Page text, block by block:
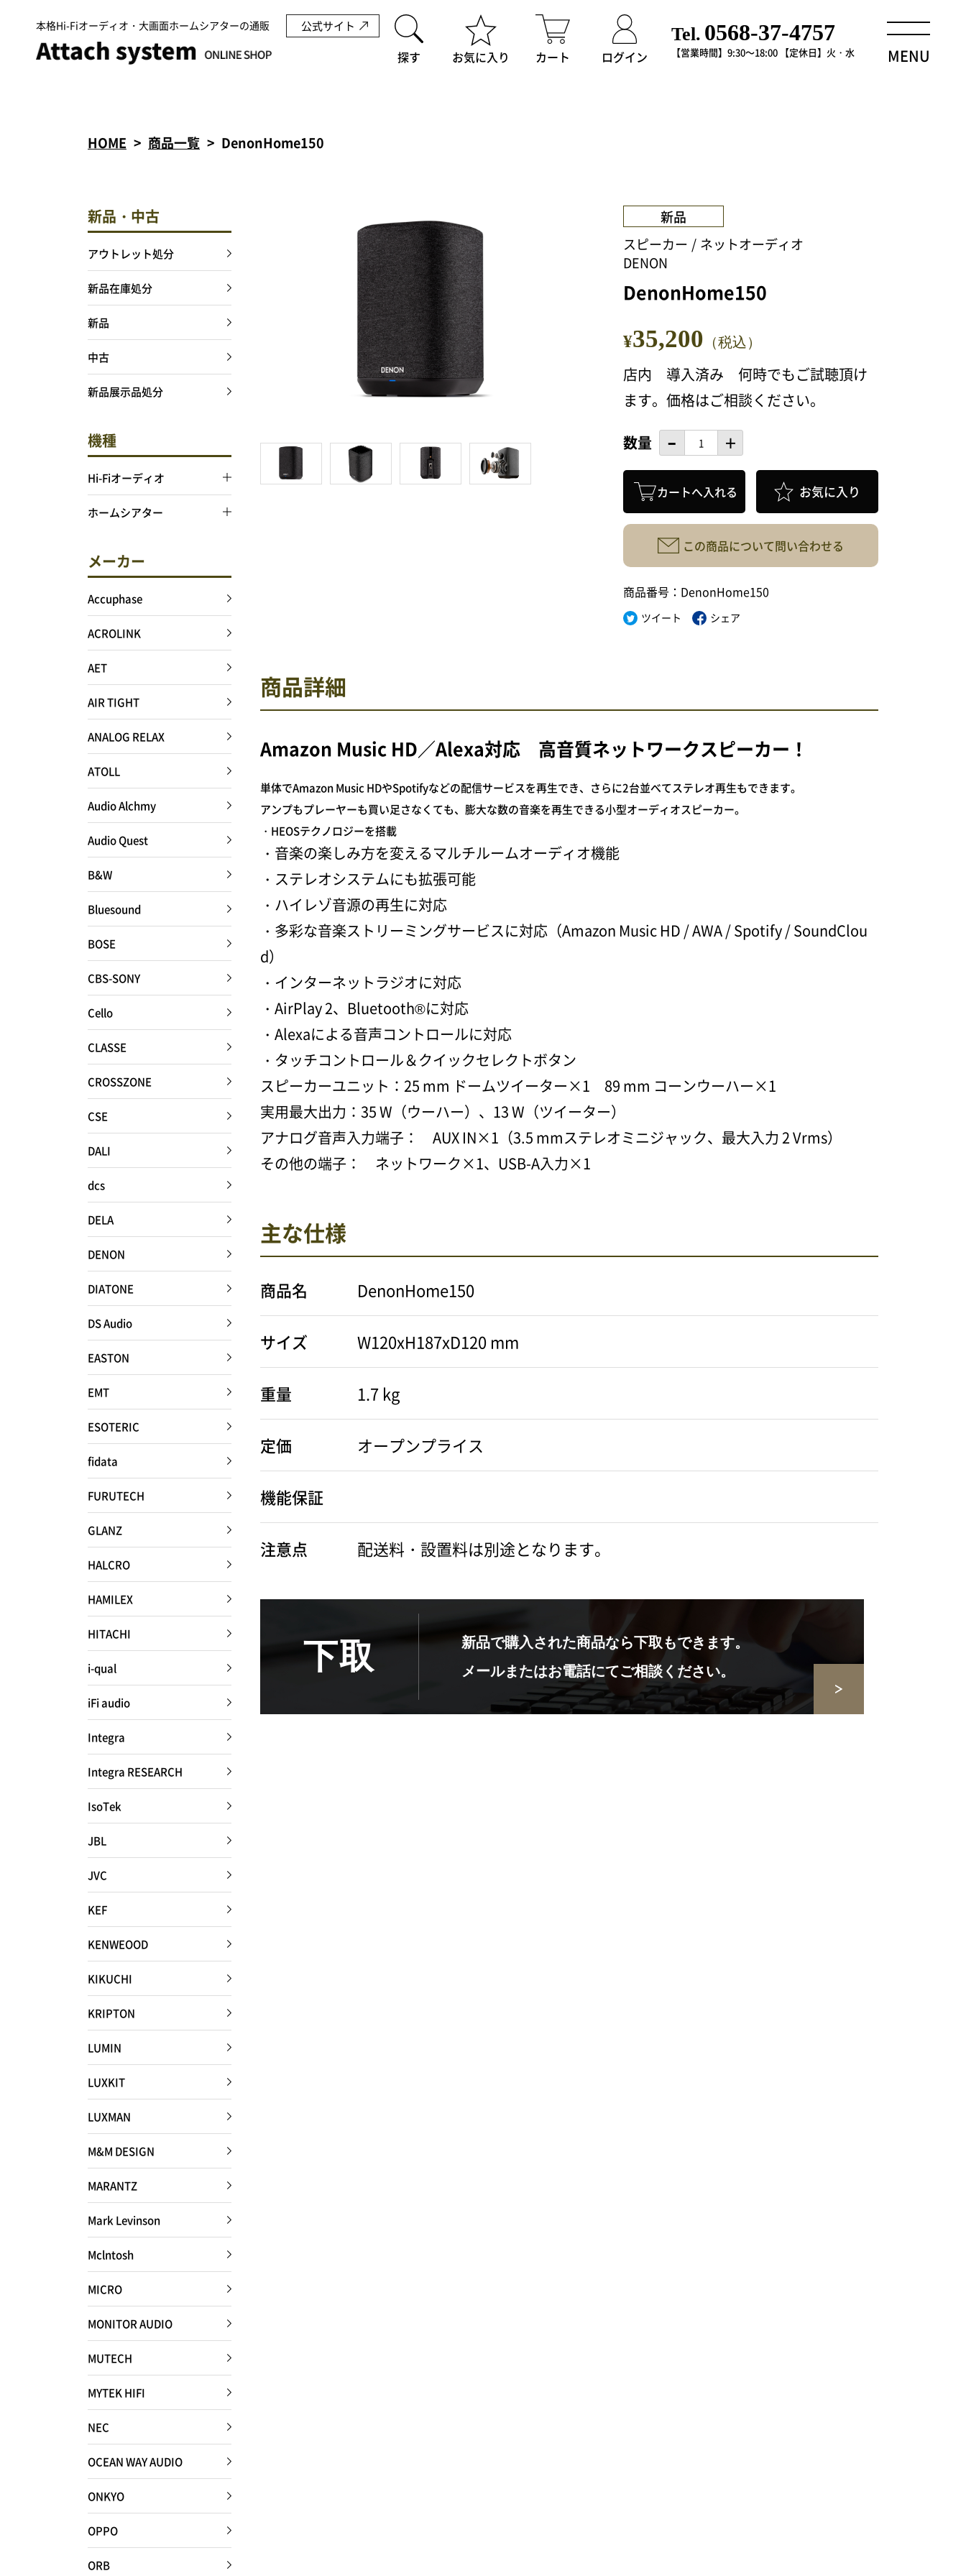
本格Hi-Fiオーディオ・大画面ホームシアターの通販 公式サイト
探す お気に入り カート ログイン
Tel. 0568-37-4757
【営業時間】9:30～18:00 【定休日】火・水 MENU
HOME
商品一覧
Hi-Fiオーディオ試聴
ホームシアター体験
設置・調整
ご依頼までの流れ
会社案内
NEWS
Attach system公式サイト
マイアカウント
会員規約
プライバシーポリシー
サイトポリシー
Tel.0568-37-4757
HOME 商品一覧 DenonHome150
新品
スピーカー
ネットオーディオ
DENON
DenonHome150
¥35,200 （税込）
店内 導入済み 何時でもご試聴頂け
ます。価格はご相談ください。
数量
お気に入り
この商品について問い合わせる
商品番号：DenonHome150
ツイート シェア
商品詳細
Amazon Music HD／Alexa対応 高音質ネットワークスピーカー！
単体でAmazon Music HDやSpotifyなどの配信サービスを再生でき、さらに2台並べてステレオ再生もできます。
アンプもプレーヤーも買い足さなくても、膨大な数の音楽を再生できる小型オーディオスピーカー。
・HEOSテクノロジーを搭載
・音楽の楽しみ方を変えるマルチルームオーディオ機能
・ステレオシステムにも拡張可能
・ハイレゾ音源の再生に対応
・多彩な音楽ストリーミングサービスに対応（Amazon Music HD / AWA / Spotify / SoundClou
d）
・インターネットラジオに対応
・AirPlay 2、Bluetooth®に対応
・Alexaによる音声コントロールに対応
・タッチコントロール＆クイックセレクトボタン
スピーカーユニット：25 mm ドームツイーター×1 89 mm コーンウーハー×1
実用最大出力：35 W（ウーハー）、13 W（ツイーター）
アナログ音声入力端子： AUX IN×1（3.5 mmステレオミニジャック、最大入力 2 Vrms）
その他の端子： ネットワーク×1、USB-A入力×1
主な仕様
商品名 DenonHome150
サイズ W120xH187xD120 mm
重量 1.7 kg
定価 オープンプライス
機能保証
注意点 配送料・設置料は別途となります。
下取 新品で購入された商品なら下取もできます。
メールまたはお電話にてご相談ください。
新品・中古
アウトレット処分
新品在庫処分
新品
中古
新品展示品処分
機種
Hi-Fiオーディオ
ホームシアター
メーカー
Accuphase
ACROLINK
AET
AIR TIGHT
ANALOG RELAX
ATOLL
Audio Alchmy
Audio Quest
B&W
Bluesound
BOSE
CBS-SONY
Cello
CLASSE
CROSSZONE
CSE
DALI
dcs
DELA
DENON
DIATONE
DS Audio
EASTON
EMT
ESOTERIC
fidata
FURUTECH
GLANZ
HALCRO
HAMILEX
HITACHI
i-qual
iFi audio
Integra
Integra RESEARCH
IsoTek
JBL
JVC
KEF
KENWEOOD
KIKUCHI
KRIPTON
LUMIN
LUXKIT
LUXMAN
M&M DESIGN
MARANTZ
Mark Levinson
Mclntosh
MICRO
MONITOR AUDIO
MUTECH
MYTEK HIFI
NEC
OCEAN WAY AUDIO
ONKYO
OPPO
ORB